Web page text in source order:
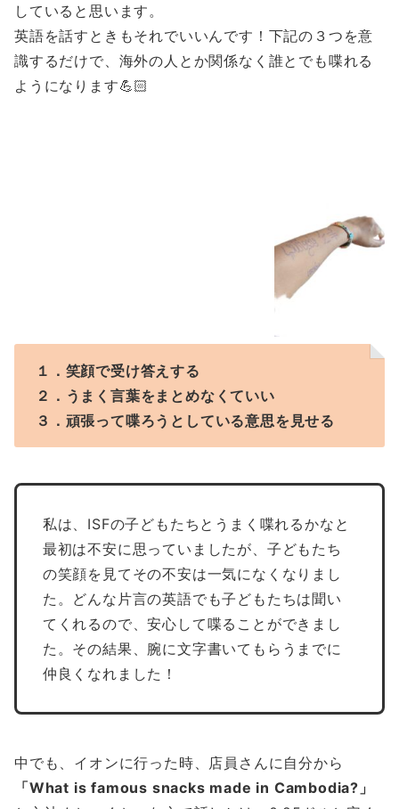
していると思います。
英語を話すときもそれでいいんです！下記の３つを意
識するだけで、海外の人とか関係なく誰とでも喋れる
ようになります💪🏻
１．笑顔で受け答えする
２．うまく言葉をまとめなくていい
３．頑張って喋ろうとしている意思を見せる
私は、ISFの子どもたちとうまく喋れるかなと
最初は不安に思っていましたが、子どもたち
の笑顔を見てその不安は一気になくなりまし
た。どんな片言の英語でも子どもたちは聞い
てくれるので、安心して喋ることができまし
た。その結果、腕に文字書いてもらうまでに
仲良くなれました！
中でも、イオンに行った時、店員さんに自分から
「What is famous snacks made in Cambodia?」